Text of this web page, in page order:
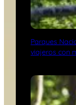
Parques
viajeros con